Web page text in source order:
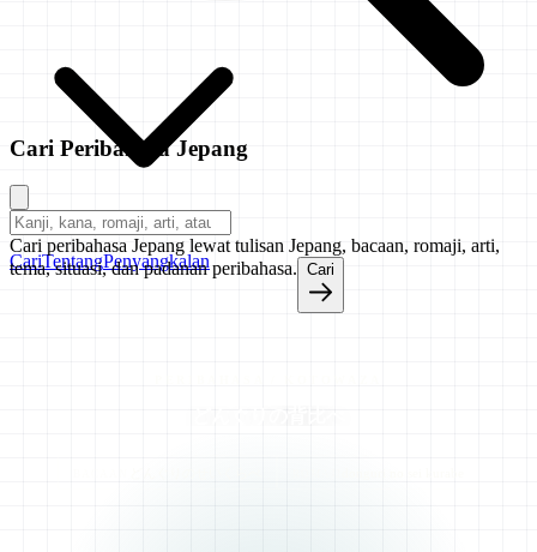
CariTentangPenyangkalan
Cari Peribahasa Jepang
Cari peribahasa Jepang lewat tulisan Jepang, bacaan, romaji, arti,
tema, situasi, dan padanan peribahasa. Cari
どんぐりの背比べ